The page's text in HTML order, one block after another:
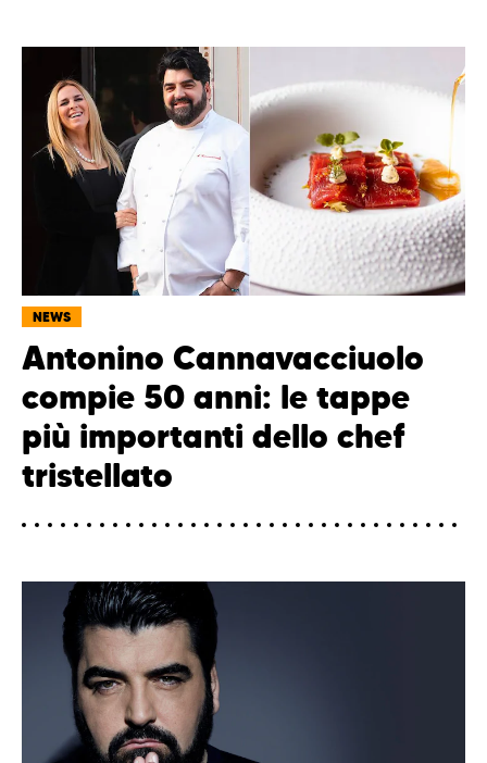
NEWS
Antonino Cannavacciuolo
compie 50 anni: le tappe
più importanti dello chef
tristellato